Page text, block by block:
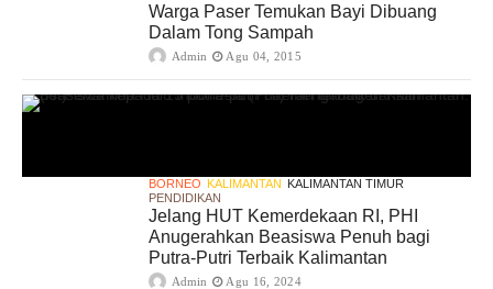
Warga Paser Temukan Bayi Dibuang
Dalam Tong Sampah
Admin Agu 04, 2015
BORNEO KALIMANTAN KALIMANTAN TIMUR
PENDIDIKAN
Jelang HUT Kemerdekaan RI, PHI
Anugerahkan Beasiswa Penuh bagi
Putra-Putri Terbaik Kalimantan
Admin Agu 16, 2024